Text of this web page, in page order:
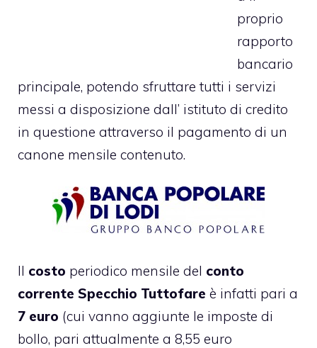
proprio
rapporto
bancario
principale, potendo sfruttare tutti i servizi
messi a disposizione dall’ istituto di credito
in questione attraverso il pagamento di un
canone mensile contenuto.
Il costo periodico mensile del conto
corrente Specchio Tuttofare è infatti pari a
7 euro (cui vanno aggiunte le imposte di
bollo, pari attualmente a 8,55 euro